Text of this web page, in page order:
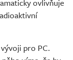
ovlivňuje
pro PC.